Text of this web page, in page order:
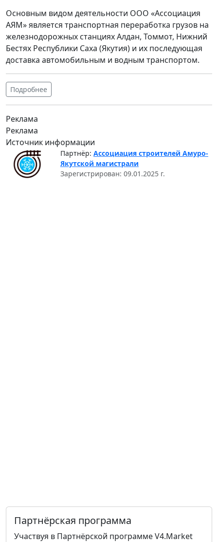
Основным видом деятельности ООО «Ассоциация
АЯМ» является транспортная переработка грузов на
железнодорожных станциях Алдан, Томмот, Нижний
Бестях Республики Саха (Якутия) и их последующая
доставка автомобильным и водным транспортом.
Подробнее
Реклама
Реклама
Источник информации
Партнёр: Ассоциация строителей Амуро-
Якутской магистрали
Зарегистрирован: 09.01.2025 г.
Партнёрская программа
Участвуя в Партнёрской программе V4.Market